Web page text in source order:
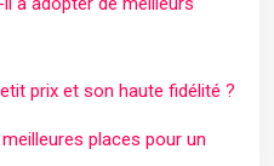
prix et son haute fidélité ?
places pour un